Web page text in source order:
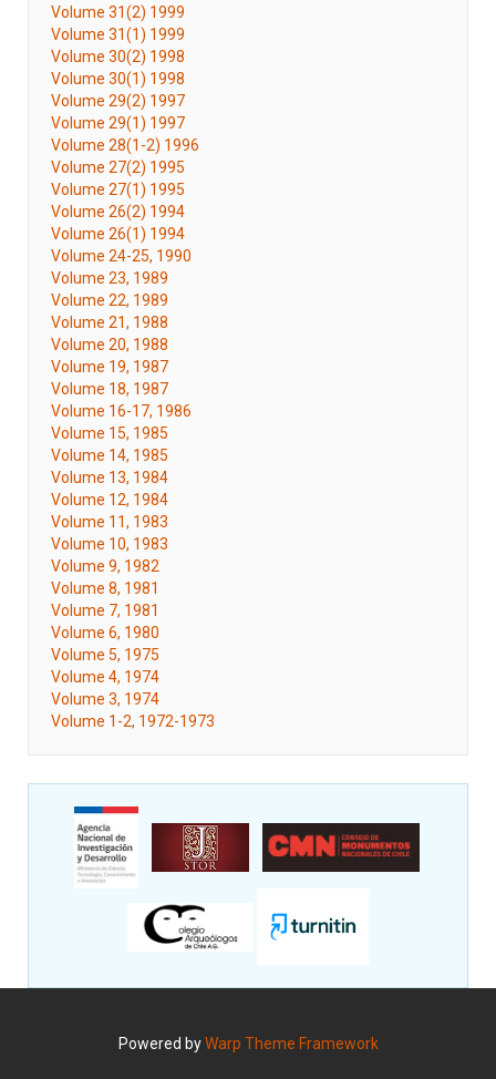
Volume 31(2) 1999
Volume 31(1) 1999
Volume 30(2) 1998
Volume 30(1) 1998
Volume 29(2) 1997
Volume 29(1) 1997
Volume 28(1-2) 1996
Volume 27(2) 1995
Volume 27(1) 1995
Volume 26(2) 1994
Volume 26(1) 1994
Volume 24-25, 1990
Volume 23, 1989
Volume 22, 1989
Volume 21, 1988
Volume 20, 1988
Volume 19, 1987
Volume 18, 1987
Volume 16-17, 1986
Volume 15, 1985
Volume 14, 1985
Volume 13, 1984
Volume 12, 1984
Volume 11, 1983
Volume 10, 1983
Volume 9, 1982
Volume 8, 1981
Volume 7, 1981
Volume 6, 1980
Volume 5, 1975
Volume 4, 1974
Volume 3, 1974
Volume 1-2, 1972-1973
Powered byWarp Theme Framework